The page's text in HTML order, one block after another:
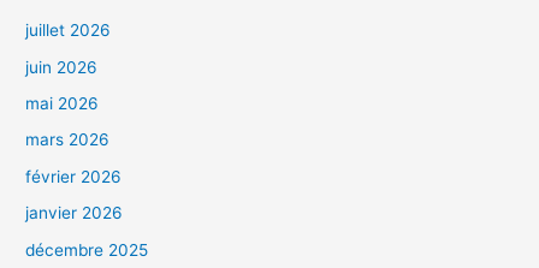
juillet 2026
juin 2026
mai 2026
mars 2026
février 2026
janvier 2026
décembre 2025